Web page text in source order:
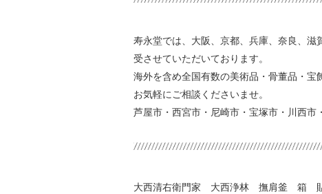
寿永堂では、大阪、京都、兵庫、奈良、
受させていただいております。
海外を含め全国有数の美術品・骨董品・宝
お気軽にご相談くださいませ。
芦屋市・西宮市・尼崎市・宝塚市・川西市
大西清右衛門家 大西浄林 撫肩釜 箱 貼